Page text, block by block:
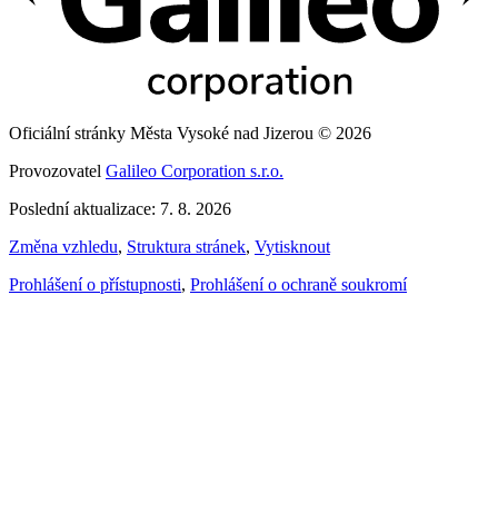
Oficiální stránky Města Vysoké nad Jizerou © 2026
Provozovatel Galileo Corporation s.r.o.
Poslední aktualizace: 7. 8. 2026
Změna vzhledu, Struktura stránek, Vytisknout
Prohlášení o přístupnosti, Prohlášení o ochraně soukromí